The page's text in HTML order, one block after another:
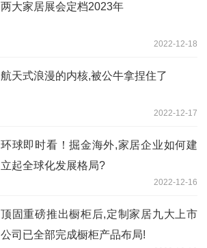
两大家居展会定档2023年
2022-12-18
航天式浪漫的内核,被公牛拿捏住了
2022-12-17
环球即时看！掘金海外,家居企业如何建
立起全球化发展格局?
2022-12-16
顶固重磅推出橱柜后,定制家居九大上市
公司已全部完成橱柜产品布局!